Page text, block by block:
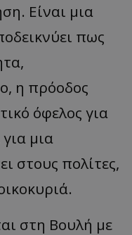
Είναι μια
πως
η πρόοδος
όφελος για
μια
στους πολίτες,
στη Βουλή με